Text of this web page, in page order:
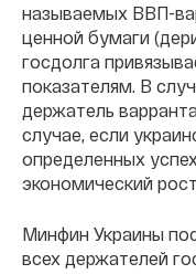
называемых ВВП-
ценной бумаги
госдолга
показателям. В
держатель
случае, если
определенных
экономический
Минфин Украины
всех держателей